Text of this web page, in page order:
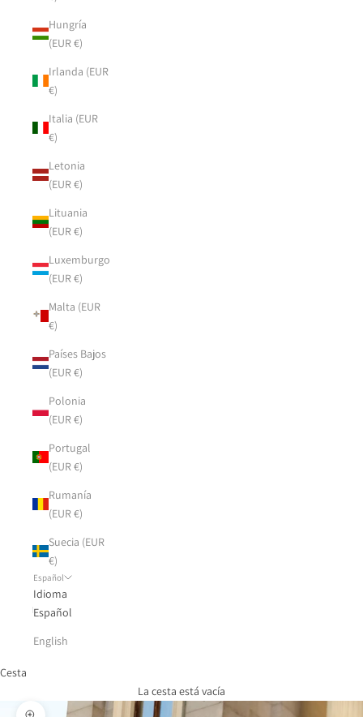
Hungría
(EUR €)
Irlanda (EUR
€)
Italia (EUR
€)
Letonia
(EUR €)
Lituania
(EUR €)
Luxemburgo
(EUR €)
Malta (EUR
€)
Países Bajos
(EUR €)
Polonia
(EUR €)
Portugal
(EUR €)
Rumanía
(EUR €)
Suecia (EUR
€)
Español
Idioma
Español
English
Cesta
La cesta está vacía